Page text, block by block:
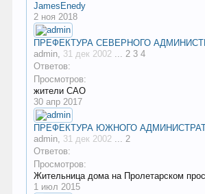
JamesEnedy
2 ноя 2018
ПРЕФЕКТУРА СЕВЕРНОГО
admin, 31 дек 2002 ... 2 3 4
Ответов:
Просмотров:
жители САО
30 апр 2017
ПРЕФЕКТУРА ЮЖНОГО
admin, 31 дек 2002 ... 2
Ответов:
Просмотров:
Жительница дома на Пролетарском
1 июл 2015